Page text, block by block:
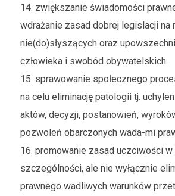
14. zwiększanie świadomości
wdrażanie zasad dobrej legislacji na
nie(do)słyszących oraz
człowieka i swobód obywatelskich.
15. sprawowanie społecznego
na celu eliminację patologii tj.
aktów, decyzji, postanowień,
pozwoleń obarczonych wada-mi
16. promowanie zasad uczciwości
szczególności, ale nie wyłącznie
prawnego wadliwych warunków